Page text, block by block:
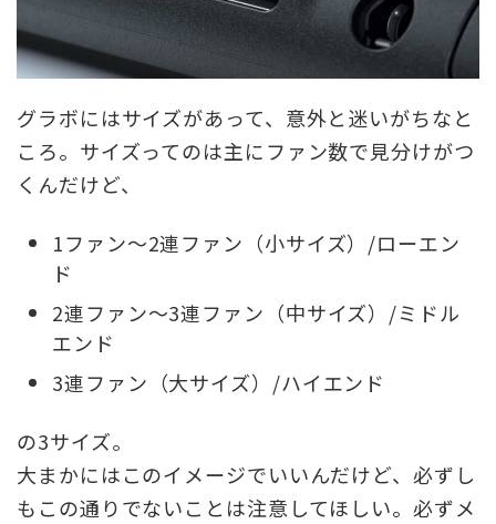
グラボにはサイズがあって、意外と迷いがちなと
ころ。サイズってのは主にファン数で見分けがつ
くんだけど、
1ファン～2連ファン（小サイズ）/ローエン
ド
2連ファン～3連ファン（中サイズ）/ミドル
エンド
3連ファン（大サイズ）/ハイエンド
の3サイズ。
大まかにはこのイメージでいいんだけど、必ずし
もこの通りでないことは注意してほしい。必ずメ